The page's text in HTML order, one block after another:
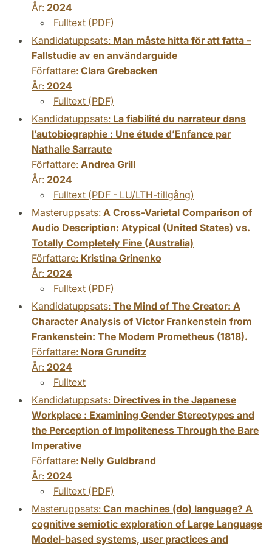
År: 2024
Fulltext (PDF)
Kandidatuppsats: Man måste hitta för att fatta –
Fallstudie av en användarguide
Författare: Clara Grebacken
År: 2024
Fulltext (PDF)
Kandidatuppsats: La fiabilité du narrateur dans
l’autobiographie : Une étude d’Enfance par
Nathalie Sarraute
Författare: Andrea Grill
År: 2024
Fulltext (PDF - LU/LTH-tillgång)
Masteruppsats: A Cross-Varietal Comparison of
Audio Description: Atypical (United States) vs.
Totally Completely Fine (Australia)
Författare: Kristina Grinenko
År: 2024
Fulltext (PDF)
Kandidatuppsats: The Mind of The Creator: A
Character Analysis of Victor Frankenstein from
Frankenstein: The Modern Prometheus (1818).
Författare: Nora Grunditz
År: 2024
Fulltext
Kandidatuppsats: Directives in the Japanese
Workplace : Examining Gender Stereotypes and
the Perception of Impoliteness Through the Bare
Imperative
Författare: Nelly Guldbrand
År: 2024
Fulltext (PDF)
Masteruppsats: Can machines (do) language? A
cognitive semiotic exploration of Large Language
Model-based systems, user practices and